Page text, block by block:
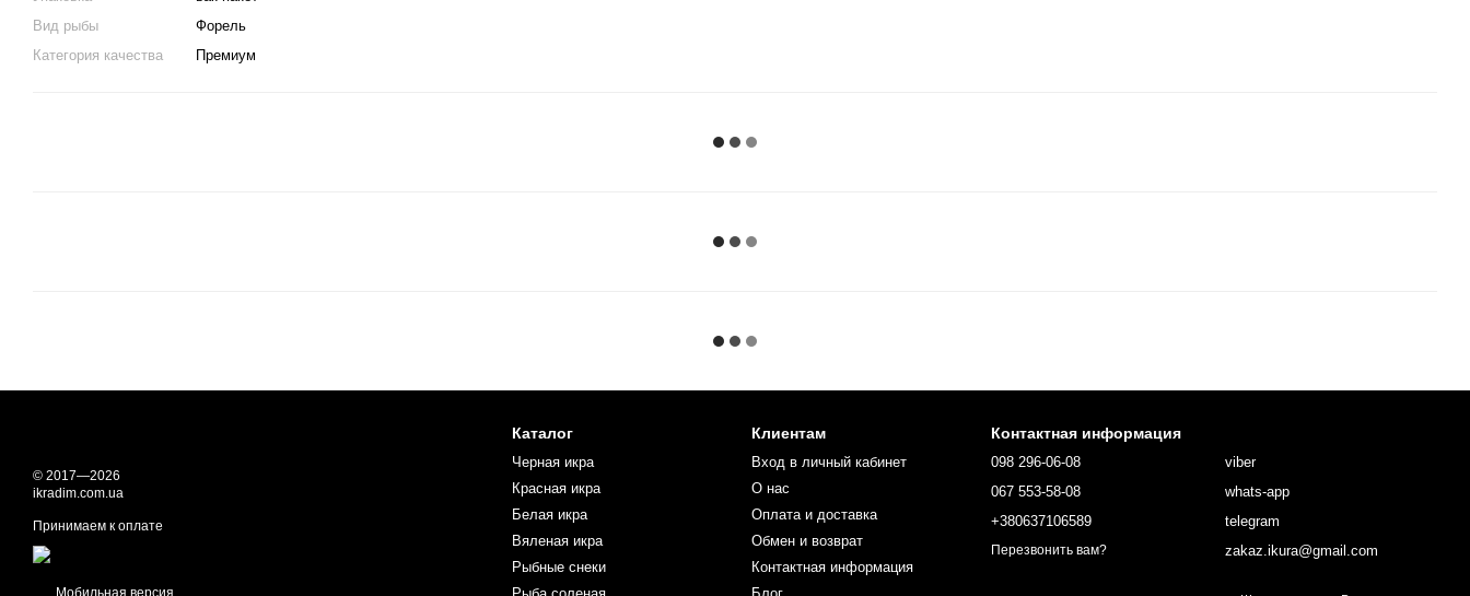
Вид рыбы
Форель
Категория качества
Премиум
© 2017—2026
ikradim.com.ua
Принимаем к оплате
Мобильная версия
Каталог
Черная икра
Красная икра
Белая икра
Вяленая икра
Рыбные снеки
Клиентам
Вход в личный кабинет
О нас
Оплата и доставка
Обмен и возврат
Контактная информация
Контактная информация
098 296-06-08
067 553-58-08
+380637106589
Перезвонить вам?
viber
whats-app
telegram
zakaz.ikura@gmail.com